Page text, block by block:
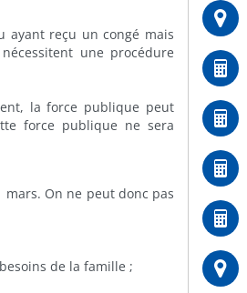
ayant reçu un congé mais
nécessitent une procédure
la force publique peut
force publique ne sera
On ne peut donc pas
de la famille ;